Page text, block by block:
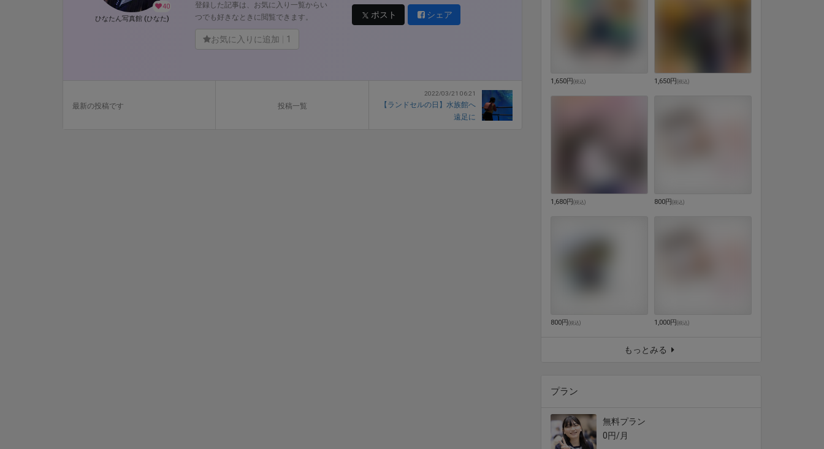
40
ひなたん写真館 (ひなた)
登録した記事は、お気に入り一覧からい
つでも好きなときに閲覧できます。
お気に入りに追加 1
ポスト シェア
最新の投稿です 投稿一覧
2022/03/21 06:21
【ランドセルの日】水族館へ
遠足に
1,650円(税込) 1,650円(税込)
1,680円(税込) 800円(税込)
800円(税込) 1,000円(税込)
もっとみる
プラン
無料プラン
0円/月